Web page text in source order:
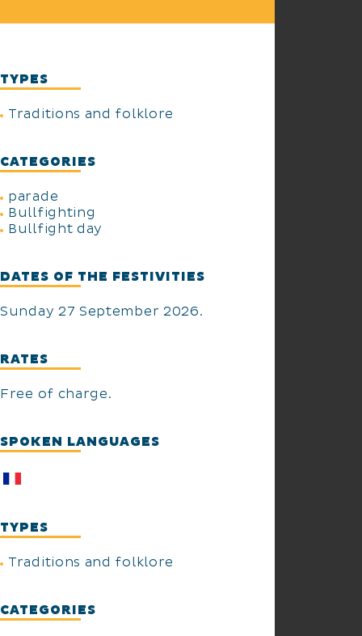
TYPES
Traditions and folklore
CATEGORIES
parade
Bullfighting
Bullfight day
DATES OF THE FESTIVITIES
Sunday 27 September 2026.
RATES
Free of charge.
SPOKEN LANGUAGES
TYPES
Traditions and folklore
CATEGORIES